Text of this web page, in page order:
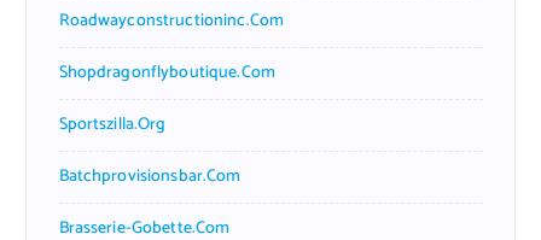
Roadwayconstructioninc.com
Shopdragonflyboutique.com
Sportszilla.org
Batchprovisionsbar.com
Brasserie-Gobette.com